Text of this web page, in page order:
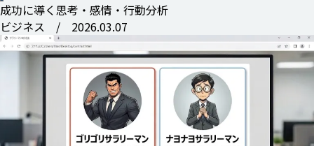
成功に導く思考・感情・行動分析
ビジネス / 2026.03.07